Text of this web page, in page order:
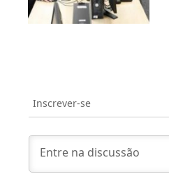
Inscrever-se